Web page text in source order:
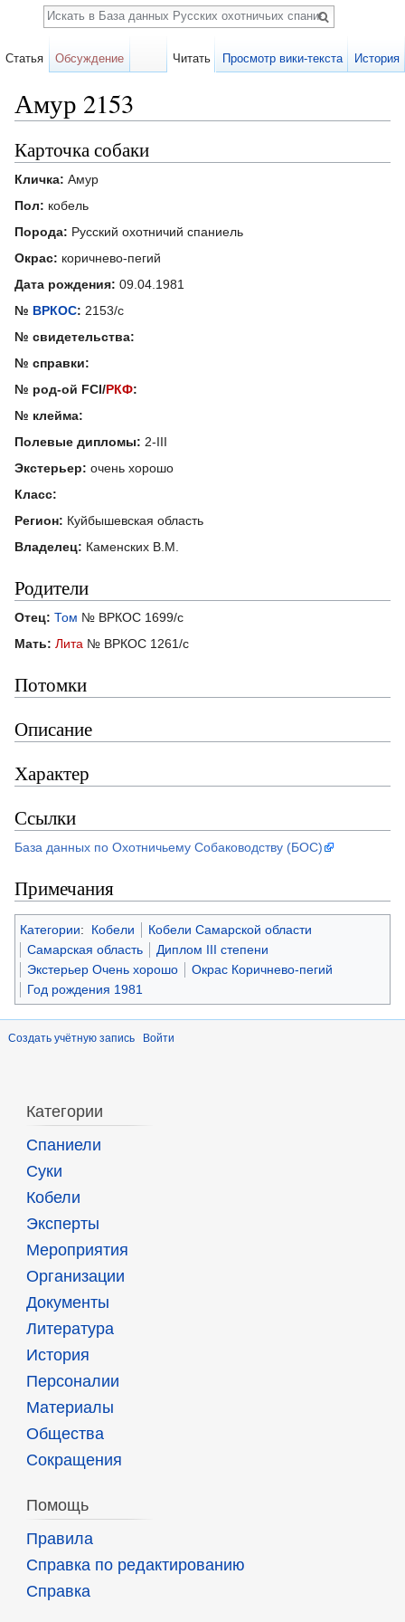
Амур 2153
Карточка собаки
Кличка: Амур
Пол: кобель
Порода: Русский охотничий спаниель
Окрас: коричнево-пегий
Дата рождения: 09.04.1981
№ ВРКОС: 2153/с
№ свидетельства:
№ справки:
№ род-ой FCI/РКФ:
№ клейма:
Полевые дипломы: 2-III
Экстерьер: очень хорошо
Класс:
Регион: Куйбышевская область
Владелец: Каменских В.М.
Родители
Отец: Том № ВРКОС 1699/с
Мать: Лита № ВРКОС 1261/с
Потомки
Описание
Характер
Ссылки
База данных по Охотничьему Собаководству (БОС)
Примечания
Категории: Кобели
Кобели Самарской области
Самарская область
Диплом III степени
Экстерьер Очень хорошо
Окрас Коричнево-пегий
Год рождения 1981
Создать учётную запись Войти
Статья Обсуждение Читать Просмотр вики-текста История
Поиск
Категории
Спаниели
Суки
Кобели
Эксперты
Мероприятия
Организации
Документы
Литература
История
Персоналии
Материалы
Общества
Сокращения
Помощь
Правила
Справка по редактированию
Справка